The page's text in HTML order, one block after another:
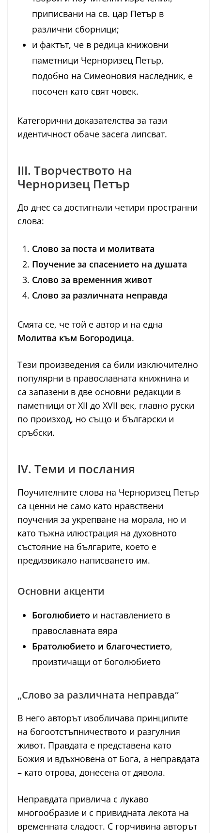
приписвани на св. цар Петър в
различни сборници;
и фактът, че в редица книжовни
паметници Черноризец Петър,
подобно на Симеоновия наследник, е
посочен като свят човек.
Категорични доказателства за тази
идентичност обаче засега липсват.
III. Творчеството на
Черноризец Петър
До днес са достигнали четири пространни
слова:
Слово за поста и молитвата
Поучение за спасението на душата
Слово за временния живот
Слово за различната неправда
Смята се, че той е автор и на една
Молитва към Богородица.
Тези произведения са били изключително
популярни в православната книжнина и
са запазени в две основни редакции в
паметници от XII до XVII век, главно руски
по произход, но също и български и
сръбски.
IV. Теми и послания
Поучителните слова на Черноризец Петър
са ценни не само като нравствени
поучения за укрепване на морала, но и
като тъжна илюстрация на духовното
състояние на българите, което е
предизвикало написването им.
Основни акценти
Боголюбието и наставлението в
православната вяра
Братолюбието и благочестието,
произтичащи от боголюбието
„Слово за различната неправда“
В него авторът изобличава принципите
на богоотстъпничеството и разгулния
живот. Правдата е представена като
Божия и вдъхновена от Бога, а неправдата
– като отрова, донесена от дявола.
Неправдата привлича с лукаво
многообразие и с привидната лекота на
временната сладост. С горчивина авторът